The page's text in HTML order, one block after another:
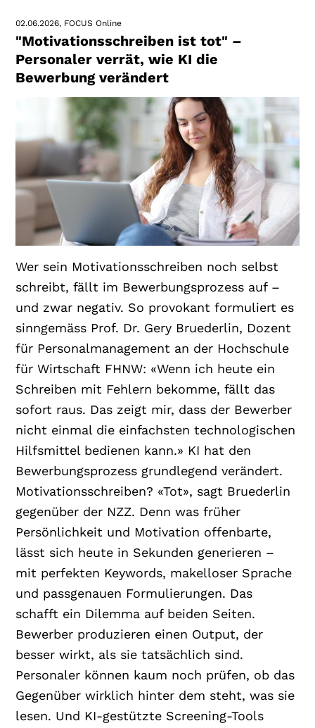
02.06.2026 FOCUS Online
"Motivationsschreiben ist tot" –
Personaler verrät, wie KI die
Bewerbung verändert
Wer sein Motivationsschreiben noch selbst
schreibt, fällt im Bewerbungsprozess auf –
und zwar negativ. So provokant formuliert es
sinngemäss Prof. Dr. Gery Bruederlin, Dozent
für Personalmanagement an der Hochschule
für Wirtschaft FHNW: «Wenn ich heute ein
Schreiben mit Fehlern bekomme, fällt das
sofort raus. Das zeigt mir, dass der Bewerber
nicht einmal die einfachsten technologischen
Hilfsmittel bedienen kann.» KI hat den
Bewerbungsprozess grundlegend verändert.
Motivationsschreiben? «Tot», sagt Bruederlin
gegenüber der NZZ. Denn was früher
Persönlichkeit und Motivation offenbarte,
lässt sich heute in Sekunden generieren –
mit perfekten Keywords, makelloser Sprache
und passgenauen Formulierungen. Das
schafft ein Dilemma auf beiden Seiten.
Bewerber produzieren einen Output, der
besser wirkt, als sie tatsächlich sind.
Personaler können kaum noch prüfen, ob das
Gegenüber wirklich hinter dem steht, was sie
lesen. Und KI-gestützte Screening-Tools